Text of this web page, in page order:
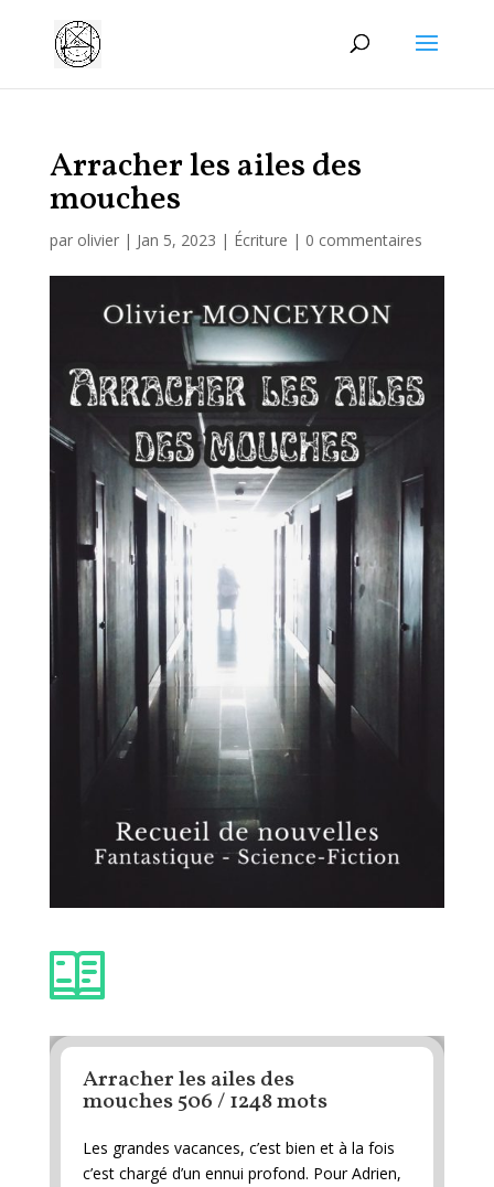
Arracher les ailes des
mouches
par olivier| Jan 5, 2023 | Écriture | 0 commentaires
Arracher les ailes des
mouches 506 / 1248 mots
Les grandes vacances, c’est bien et à la fois
c’est chargé d’un ennui profond. Pour Adrien,